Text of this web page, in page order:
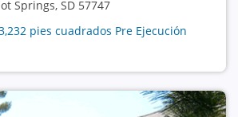
Springs, SD 57747
pies cuadrados Pre Ejecución